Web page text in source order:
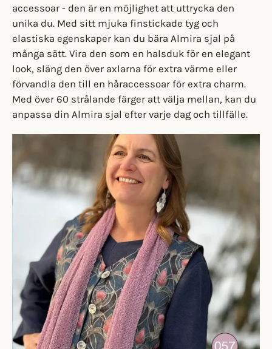
accessoar - den är en möjlighet att uttrycka den
unika du. Med sitt mjuka finstickade tyg och
elastiska egenskaper kan du bära Almira sjal på
många sätt. Vira den som en halsduk för en elegant
look, släng den över axlarna för extra värme eller
förvandla den till en håraccessoar för extra charm.
Med över 60 strålande färger att välja mellan, kan du
anpassa din Almira sjal efter varje dag och tillfälle.